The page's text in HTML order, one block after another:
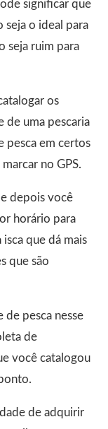
significar que
seja o ideal para
seja ruim para
os
de uma pescaria
pesca em certos
no GPS.
e depois você
horário para
que dá mais
que são
pesca nesse
de
você catalogou
de adquirir